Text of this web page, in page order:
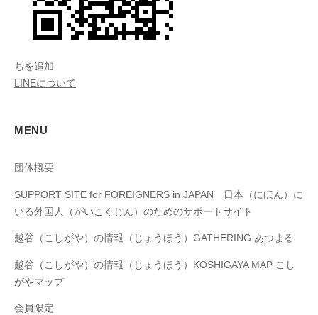
ちを追加
LINEについて
MENU
団体概要
SUPPORT SITE for FOREIGNERS in JAPAN 日本（にほん）に
いる外国人（がいこくじん）のためのサポートサイト
越谷（こしがや）の情報（じょうほう）GATHERING あつまる
越谷（こしがや）の情報（じょうほう）KOSHIGAYA MAP こし
がやマップ
​会員限定